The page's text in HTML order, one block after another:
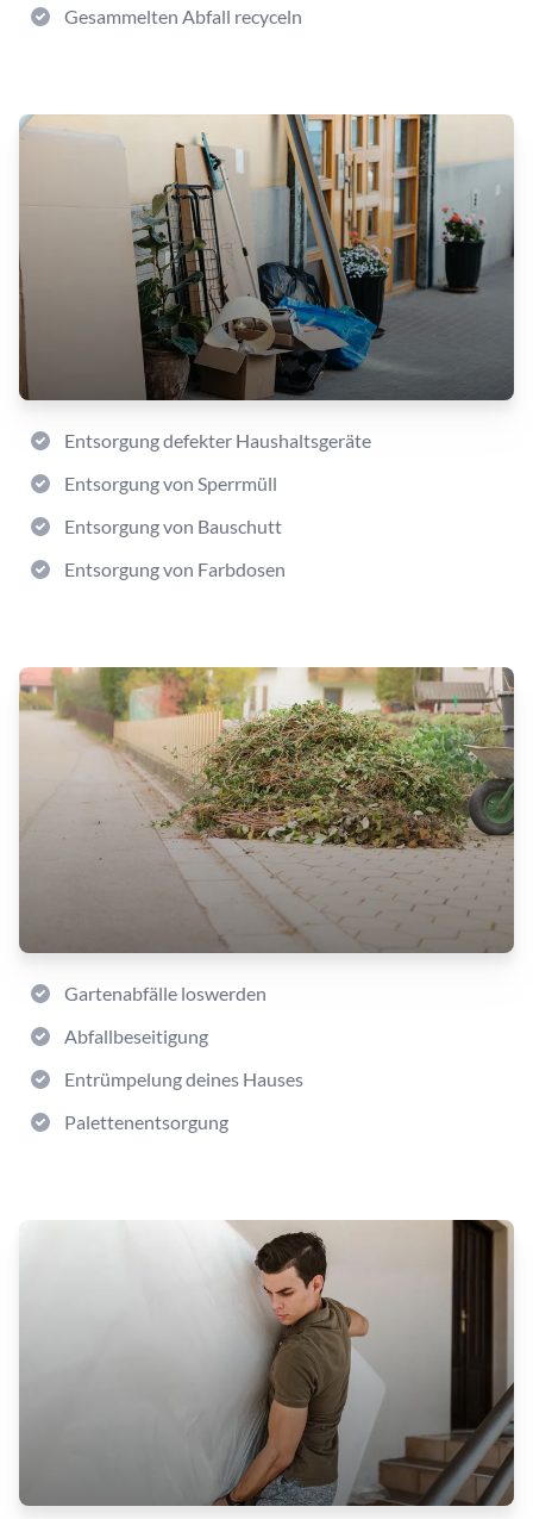
Gesammelten Abfall recyceln
Entsorgung defekter Haushaltsgeräte
Entsorgung von Sperrmüll
Entsorgung von Bauschutt
Entsorgung von Farbdosen
Gartenabfälle loswerden
Abfallbeseitigung
Entrümpelung deines Hauses
Palettenentsorgung